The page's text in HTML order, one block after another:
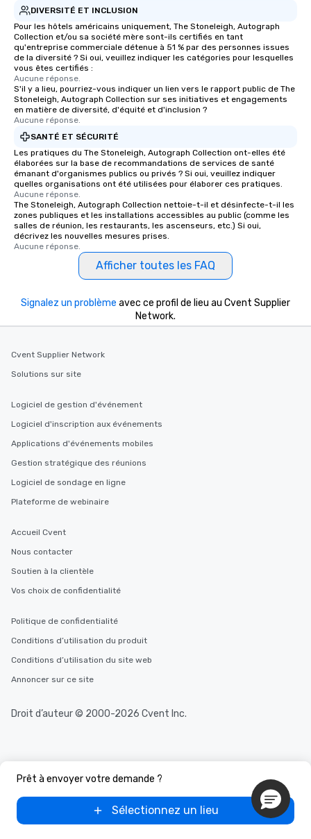
DIVERSITÉ ET INCLUSION
Pour les hôtels américains uniquement, The Stoneleigh, Autograph
Collection et/ou sa société mère sont-ils certifiés en tant
qu'entreprise commerciale détenue à 51 % par des personnes issues
de la diversité ? Si oui, veuillez indiquer les catégories pour lesquelles
vous êtes certifiés :
Aucune réponse.
S'il y a lieu, pourriez-vous indiquer un lien vers le rapport public de The
Stoneleigh, Autograph Collection sur ses initiatives et engagements
en matière de diversité, d'équité et d'inclusion ?
Aucune réponse.
SANTÉ ET SÉCURITÉ
Les pratiques du The Stoneleigh, Autograph Collection ont-elles été
élaborées sur la base de recommandations de services de santé
émanant d'organismes publics ou privés ? Si oui, veuillez indiquer
quelles organisations ont été utilisées pour élaborer ces pratiques.
Aucune réponse.
The Stoneleigh, Autograph Collection nettoie-t-il et désinfecte-t-il les
zones publiques et les installations accessibles au public (comme les
salles de réunion, les restaurants, les ascenseurs, etc.) Si oui,
décrivez les nouvelles mesures prises.
Aucune réponse.
Afficher toutes les FAQ
Prêt à envoyer votre demande ?
Sélectionnez un lieu
Signalez un problème avec ce profil de lieu au Cvent Supplier
Network.
Cvent Supplier Network
Solutions sur site
Logiciel de gestion d'événement
Logiciel d'inscription aux événements
Applications d'événements mobiles
Gestion stratégique des réunions
Logiciel de sondage en ligne
Plateforme de webinaire
Accueil Cvent
Nous contacter
Soutien à la clientèle
Vos choix de confidentialité
Politique de confidentialité
Conditions d’utilisation du produit
Conditions d’utilisation du site web
Annoncer sur ce site
Droit d’auteur © 2000-2026 Cvent Inc.